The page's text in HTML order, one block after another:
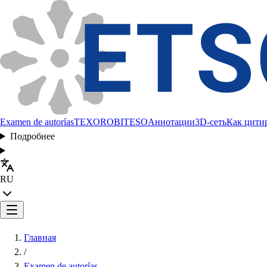
Examen de autoríasTEXOROBITESOАннотации3D-сетьКак
Подробнее
RU
Главная
/